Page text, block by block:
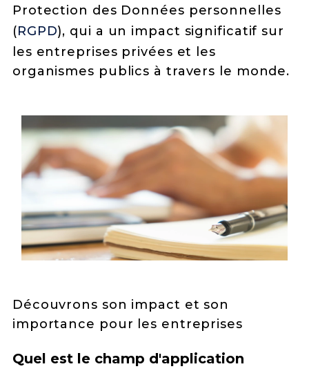
Protection des Données personnelles
(RGPD), qui a un impact significatif sur
les entreprises privées et les
organismes publics à travers le monde.
Découvrons son impact et son
importance pour les entreprises
Quel est le champ d'application